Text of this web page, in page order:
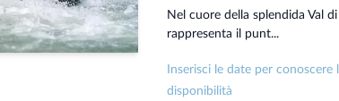
Nel cuore della splendida Val
rappresenta il punt...
Inserisci le date per conoscere
disponibilità